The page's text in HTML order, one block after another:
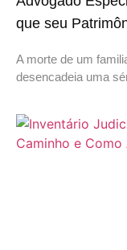
que seu
A morte de um
desencadeia uma